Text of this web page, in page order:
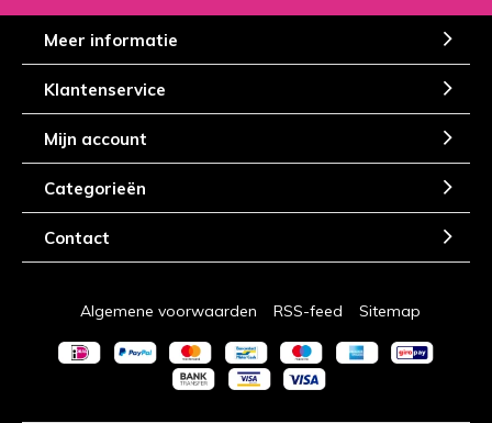
Meer informatie
Klantenservice
Mijn account
Categorieën
Contact
Algemene voorwaarden RSS-feed Sitemap